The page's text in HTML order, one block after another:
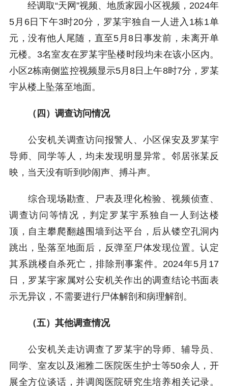
经调取“天网”视频、地质家园小区视频，2024年
5月6日下午3时20分，罗某宇独自一人进入1栋1单
元，没有他人尾随，直至5月8日事发前，未离开单
元楼。3名室友在罗某宇坠楼时段均未在该小区内。
小区2栋南侧监控视频显示5月8日上午8时7分，罗某
宇从楼上坠落至地面。
（四）调查访问情况
公安机关调查访问报警人、小区保安及罗某宇
导师、同学等人，均未发现明显异常。邻居张某反
映，当天没有听到吵闹声、搏斗声。
综合现场勘查、尸表及理化检验、视频侦查、
调查访问等情况，判定罗某宇系独自一人到达楼
顶，自主攀爬翻越围墙到达平台，后从镂空孔洞内
跳出，坠落至地面后，反弹至尸体发现位置。认定
其系跳楼自杀死亡，排除刑事案件。2024年5月17
日，罗某宇家属对公安机关作出的调查结论书面表
示无异议，不需要进行尸体解剖和病理解剖。
（五）其他调查情况
公安机关走访调查了罗某宇的导师、辅导员、
同学、室友以及湘雅二医院医生护士等50余人，开
展全方位谈话，并调阅医院研究生培养相关记录。